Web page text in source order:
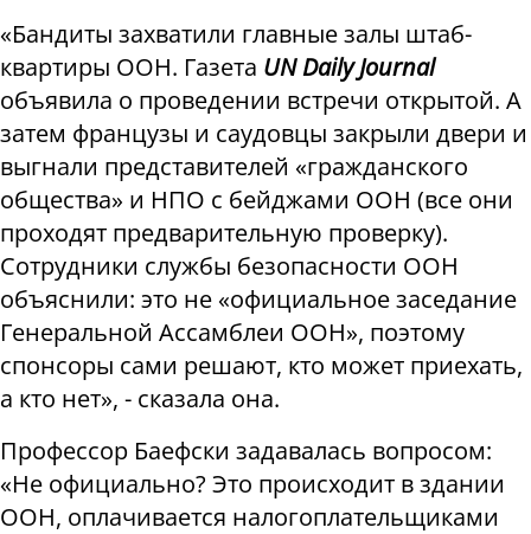
«Бандиты захватили главные залы штаб-
квартиры ООН. Газета UN Daily Journal
объявила о проведении встречи открытой. А
затем французы и саудовцы закрыли двери и
выгнали представителей «гражданского
общества» и НПО с бейджами ООН (все они
проходят предварительную проверку).
Сотрудники службы безопасности ООН
объяснили: это не «официальное заседание
Генеральной Ассамблеи ООН», поэтому
спонсоры сами решают, кто может приехать,
а кто нет», - сказала она.
Профессор Баефски задавалась вопросом:
«Не официально? Это происходит в здании
ООН, оплачивается налогоплательщиками